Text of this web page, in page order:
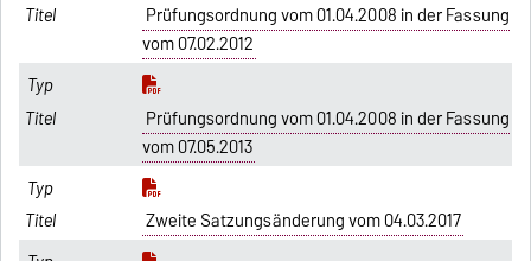
Prüfungsordnung vom 01.04.2008 in der Fassung
vom 07.02.2012
Prüfungsordnung vom 01.04.2008 in der Fassung
vom 07.05.2013
Zweite Satzungsänderung vom 04.03.2017